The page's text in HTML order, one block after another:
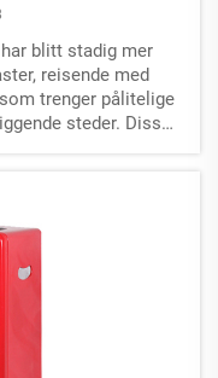
blitt stadig mer
reisende med
trenger pålitelige
steder. Disse